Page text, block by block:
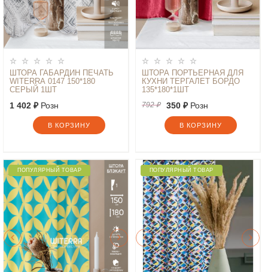
ШТОРА ГАБАРДИН ПЕЧАТЬ
WITERRA 0147 150*180
СЕРЫЙ 1ШТ
1 402 ₽Розн
В КОРЗИНУ
ШТОРА ПОРТЬЕРНАЯ ДЛЯ
КУХНИ ТЕРГАЛЕТ БОРДО
135*180*1ШТ
792 ₽ 350 ₽Розн
В КОРЗИНУ
ПОПУЛЯРНЫЙ ТОВАР ПОПУЛЯРНЫЙ ТОВАР